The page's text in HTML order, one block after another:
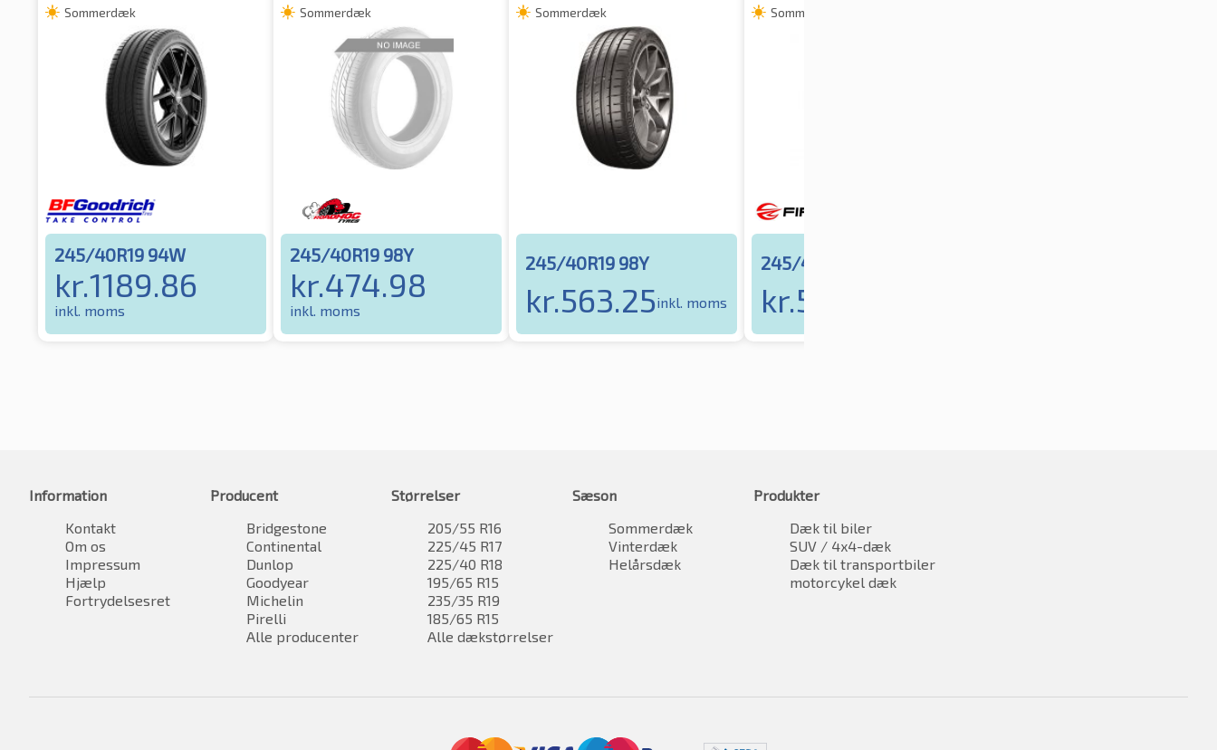
Sommerdæk
245/40R19 94W
kr.1189.86
inkl. moms
Sommerdæk
245/40R19 98Y
kr.474.98
inkl. moms
Sommerdæk
245/40R19 98Y
kr.563.25inkl. moms
Sommerdæk
245/40R19 98Y
kr.577.85
Information
Kontakt
Om os
Impressum
Hjælp
Fortrydelsesret
Producent
Bridgestone
Continental
Dunlop
Goodyear
Michelin
Pirelli
Alle producenter
Størrelser
205/55 R16
225/45 R17
225/40 R18
195/65 R15
235/35 R19
185/65 R15
Alle dækstørrelser
Sæson
Sommerdæk
Vinterdæk
Helårsdæk
Produkter
Dæk til biler
SUV / 4x4-dæk
Dæk til transportbiler
motorcykel dæk